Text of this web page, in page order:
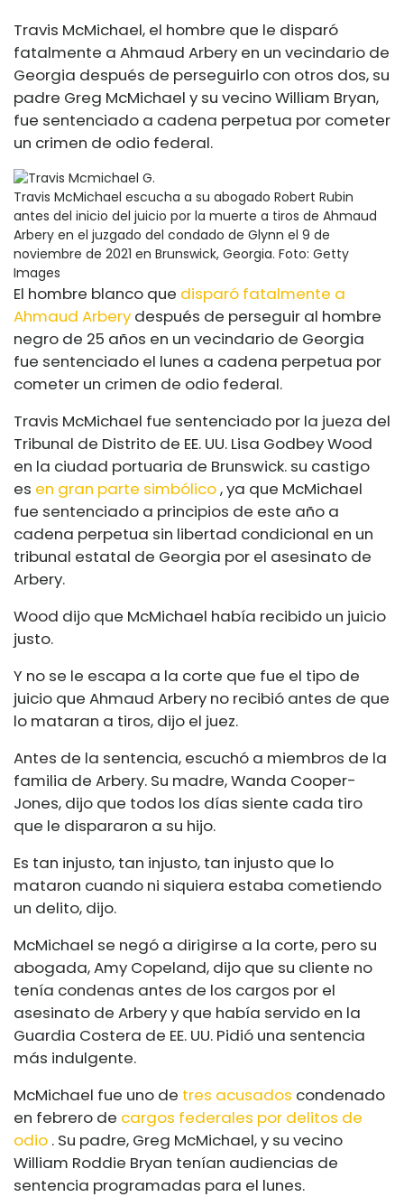
Travis McMichael, el hombre que le disparó
fatalmente a Ahmaud Arbery en un vecindario de
Georgia después de perseguirlo con otros dos, su
padre Greg McMichael y su vecino William Bryan,
fue sentenciado a cadena perpetua por cometer
un crimen de odio federal.
Travis McMichael escucha a su abogado Robert Rubin
antes del inicio del juicio por la muerte a tiros de Ahmaud
Arbery en el juzgado del condado de Glynn el 9 de
noviembre de 2021 en Brunswick, Georgia. Foto: Getty
Images
El hombre blanco que disparó fatalmente a
Ahmaud Arbery después de perseguir al hombre
negro de 25 años en un vecindario de Georgia
fue sentenciado el lunes a cadena perpetua por
cometer un crimen de odio federal.
Travis McMichael fue sentenciado por la jueza del
Tribunal de Distrito de EE. UU. Lisa Godbey Wood
en la ciudad portuaria de Brunswick. su castigo
es en gran parte simbólico, ya que McMichael
fue sentenciado a principios de este año a
cadena perpetua sin libertad condicional en un
tribunal estatal de Georgia por el asesinato de
Arbery.
Wood dijo que McMichael había recibido un juicio
justo.
Y no se le escapa a la corte que fue el tipo de
juicio que Ahmaud Arbery no recibió antes de que
lo mataran a tiros, dijo el juez.
Antes de la sentencia, escuchó a miembros de la
familia de Arbery. Su madre, Wanda Cooper-
Jones, dijo que todos los días siente cada tiro
que le dispararon a su hijo.
Es tan injusto, tan injusto, tan injusto que lo
mataron cuando ni siquiera estaba cometiendo
un delito, dijo.
McMichael se negó a dirigirse a la corte, pero su
abogada, Amy Copeland, dijo que su cliente no
tenía condenas antes de los cargos por el
asesinato de Arbery y que había servido en la
Guardia Costera de EE. UU. Pidió una sentencia
más indulgente.
McMichael fue uno de tres acusados condenado
en febrero de cargos federales por delitos de
odio . Su padre, Greg McMichael, y su vecino
William Roddie Bryan tenían audiencias de
sentencia programadas para el lunes.